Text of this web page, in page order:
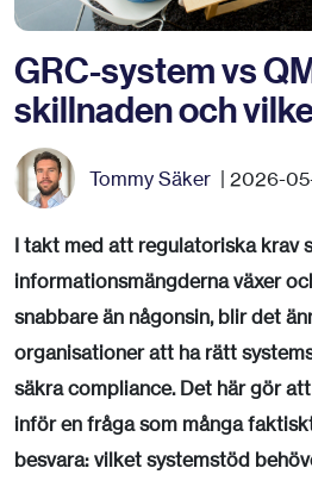
GRC-system vs
skillnaden och
Tommy Säker | 2026-
I takt med att regulatoriska krav
informationsmängderna växer
snabbare än någonsin, blir det
organisationer att ha rätt
säkra compliance. Det här gör
inför en fråga som många
besvara: vilket systemstöd